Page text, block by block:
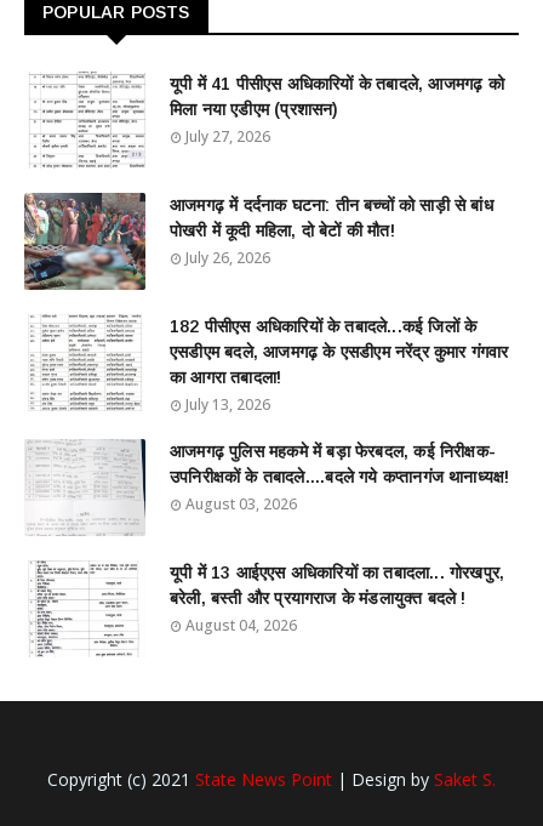
POPULAR POSTS
यूपी में 41 पीसीएस अधिकारियों के तबादले, आजमगढ़ को
मिला नया एडीएम (प्रशासन)
July 27, 2026
आजमगढ़ में दर्दनाक घटना: तीन बच्चों को साड़ी से बांध
पोखरी में कूदी महिला, दो बेटों की मौत!
July 26, 2026
182 पीसीएस अधिकारियों के तबादले...कई जिलों के
एसडीएम बदले, आजमगढ़ के एसडीएम नरेंद्र कुमार गंगवार
का आगरा तबादला!
July 13, 2026
आजमगढ़ पुलिस महकमे में बड़ा फेरबदल, कई निरीक्षक-
उपनिरीक्षकों के तबादले....बदले गये कप्तानगंज थानाध्यक्ष!
August 03, 2026
यूपी में 13 आईएएस अधिकारियों का तबादला... गोरखपुर,
बरेली, बस्ती और प्रयागराज के मंडलायुक्त बदले !
August 04, 2026
Copyright (c) 2021 State News Point | Design by Saket S.